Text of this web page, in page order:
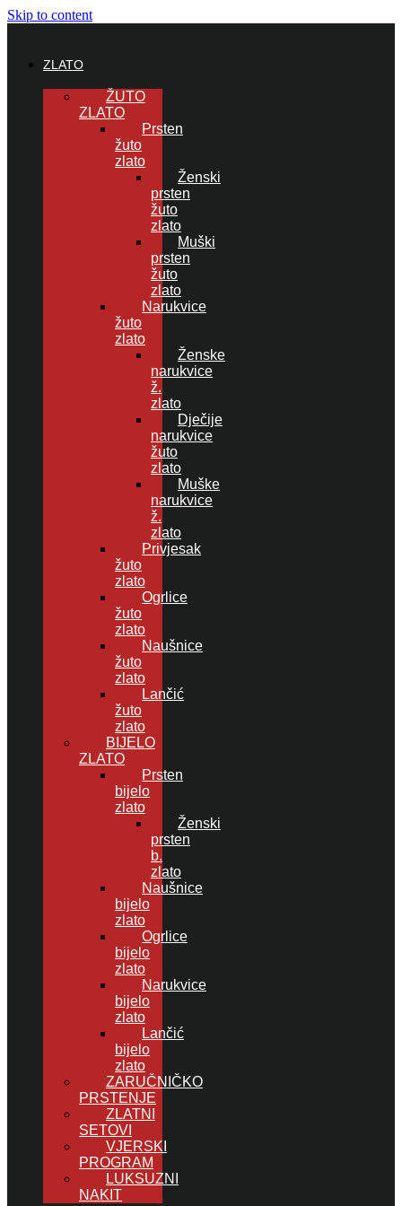
Skip to content
ZLATO
ŽUTO
ZLATO
Prsten
žuto
zlato
Ženski
prsten
žuto
zlato
Muški
prsten
žuto
zlato
Narukvice
žuto
zlato
Ženske
narukvice
ž.
zlato
Dječije
narukvice
žuto
zlato
Muške
narukvice
ž.
zlato
Privjesak
žuto
zlato
Ogrlice
žuto
zlato
Naušnice
žuto
zlato
Lančić
žuto
zlato
BIJELO
ZLATO
Prsten
bijelo
zlato
Ženski
prsten
b.
zlato
Naušnice
bijelo
zlato
Ogrlice
bijelo
zlato
Narukvice
bijelo
zlato
Lančić
bijelo
zlato
ZARUČNIČKO
PRSTENJE
ZLATNI
SETOVI
VJERSKI
PROGRAM
LUKSUZNI
NAKIT